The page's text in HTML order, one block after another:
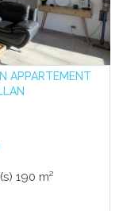
APPARTEMENT
Maison 9 pièce(s) 5 chambre(s) 190 m²